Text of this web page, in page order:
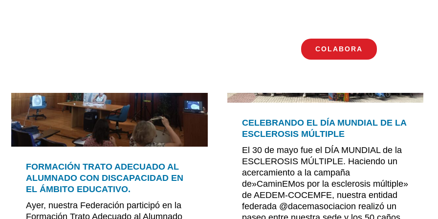
Toggle COLABORA
FORMACIÓN TRATO ADECUADO AL
ALUMNADO CON DISCAPACIDAD EN
EL ÁMBITO EDUCATIVO.
Ayer, nuestra Federación participó en la
Formación Trato Adecuado al Alumnado
CELEBRANDO EL DÍA MUNDIAL DE LA
ESCLEROSIS MÚLTIPLE
El 30 de mayo fue el DÍA MUNDIAL de la
ESCLEROSIS MÚLTIPLE. Haciendo un
acercamiento a la campaña
de»CaminEMos por la esclerosis múltiple»
de AEDEM-COCEMFE, nuestra entidad
federada @dacemasociacion realizó un